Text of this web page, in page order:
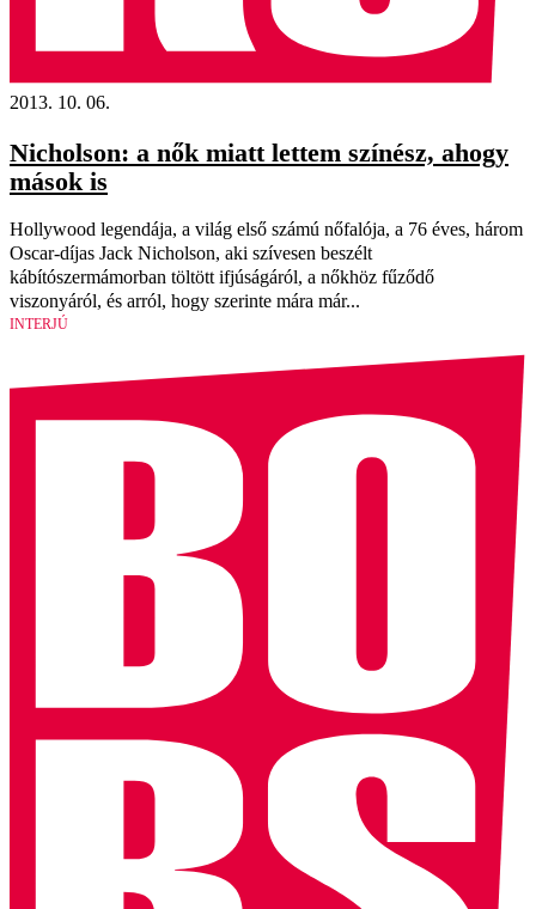
2013. 10. 06.
Nicholson: a nők miatt lettem színész, ahogy
mások is
Hollywood legendája, a világ első számú nőfalója, a 76 éves, három
Oscar-díjas Jack Nicholson, aki szívesen beszélt
kábítószermámorban töltött ifjúságáról, a nőkhöz fűződő
viszonyáról, és arról, hogy szerinte mára már...
INTERJÚ